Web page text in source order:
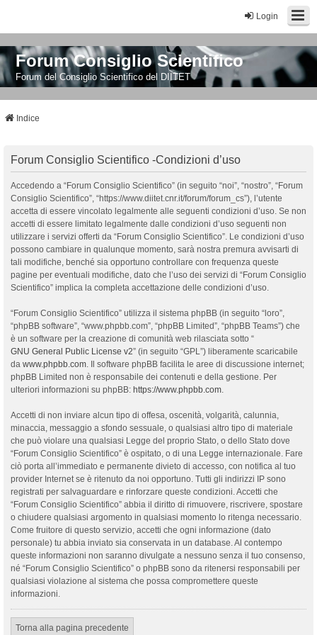
Login
Forum Consiglio Scientifico
Forum del Consiglio Scientifico del DIITET
Indice
Forum Consiglio Scientifico -Condizioni d’uso
Accedendo a “Forum Consiglio Scientifico” (in seguito “noi”, “nostro”, “Forum
Consiglio Scientifico”, “https://www.diitet.cnr.it/forum/forum_cs”), l’utente
accetta di essere vincolato legalmente alle seguenti condizioni d’uso. Se non
accetti di essere limitato legalmente dalle condizioni d’uso seguenti non
utilizzare i servizi offerti da “Forum Consiglio Scientifico”. Le condizioni d’uso
possono cambiare in qualunque momento, sarà nostra premura avvisarti di
tali modifiche, benché sia opportuno controllare con frequenza queste
pagine per eventuali modifiche, dato che l’uso dei servizi di “Forum Consiglio
Scientifico” implica la completa accettazione delle condizioni d’uso.
“Forum Consiglio Scientifico” utilizza il sistema phpBB (in seguito “loro”,
“phpBB software”, “www.phpbb.com”, “phpBB Limited”, “phpBB Teams”) che
è un software per la creazione di comunità web rilasciata sotto “
GNU General Public License v2” (in seguito “GPL”) liberamente scaricabile
da www.phpbb.com. Il software phpBB facilita le aree di discussione internet;
phpBB Limited non è responsabile dei contenuti e della gestione. Per
ulteriori informazioni su phpBB: https://www.phpbb.com.
Accetti di non inviare alcun tipo di offesa, oscenità, volgarità, calunnia,
minaccia, messaggio a sfondo sessuale, o qualsiasi altro tipo di materiale
che può violare una qualsiasi Legge del proprio Stato, o dello Stato dove
“Forum Consiglio Scientifico” è ospitato, o di una Legge internazionale. Fare
ciò porta all’immediato e permanente divieto di accesso, con notifica al tuo
provider Internet se è ritenuto da noi opportuno. Tutti gli indirizzi IP sono
registrati per salvaguardare e rinforzare queste condizioni. Accetti che
“Forum Consiglio Scientifico” abbia il diritto di rimuovere, riscrivere, spostare
o chiudere qualsiasi argomento in qualsiasi momento lo ritenga necessario.
Come fruitore di questo servizio, accetti che ogni informazione (dato
personale) tu abbia inviato sia conservata in un database. Al contempo
queste informazioni non saranno divulgate a nessuno senza il tuo consenso,
né “Forum Consiglio Scientifico” o phpBB sono da ritenersi responsabili per
qualsiasi violazione al sistema che possa compromettere queste
informazioni.
Torna alla pagina precedente